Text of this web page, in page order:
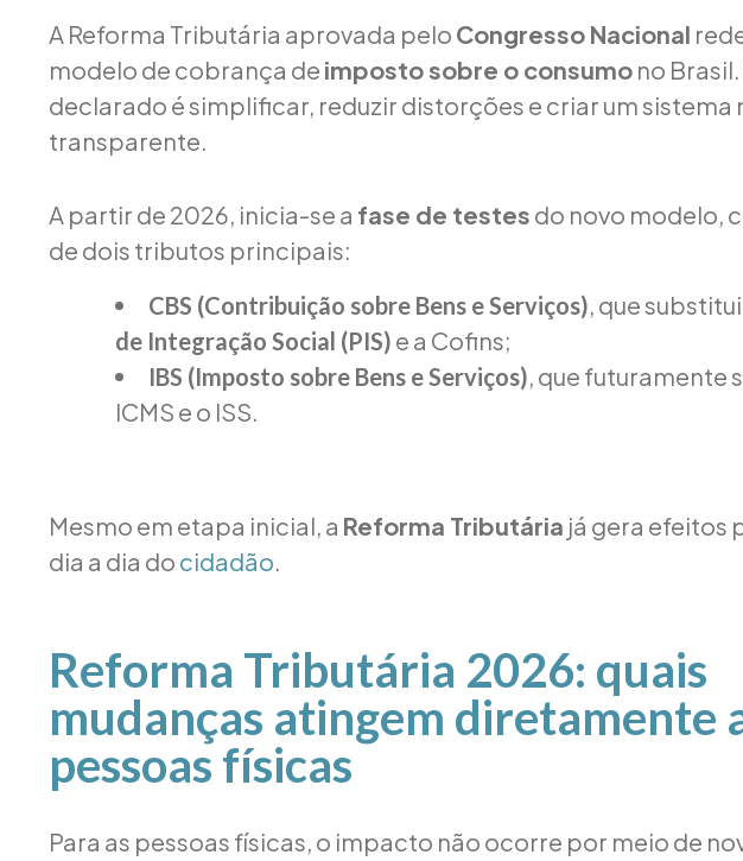
A Reforma Tributária aprovada pelo Congresso Nacional
modelo de cobrança de imposto sobre o consumo no
declarado é simplificar, reduzir distorções e criar um sistema
transparente.
A partir de 2026, inicia-se a fase de testes do novo modelo,
de dois tributos principais:
CBS (Contribuição sobre Bens e Serviços), que
de Integração Social (PIS) e a Cofins;
IBS (Imposto sobre Bens e Serviços), que futuramente
ICMS e o ISS.
Mesmo em etapa inicial, a Reforma Tributária já gera efeitos
dia a dia do cidadão.
Reforma Tributária 2026: quais
mudanças atingem diretamente
pessoas físicas
Para as pessoas físicas, o impacto não ocorre por meio de